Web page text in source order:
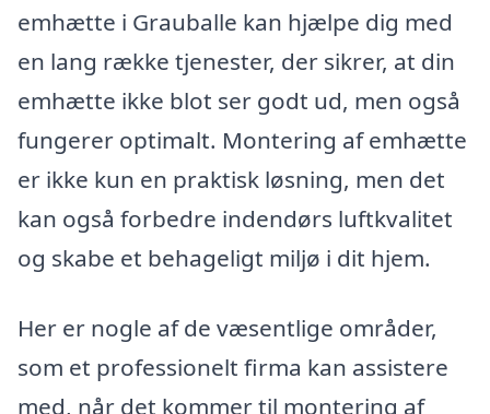
emhætte i Grauballe kan hjælpe dig med
en lang række tjenester, der sikrer, at din
emhætte ikke blot ser godt ud, men også
fungerer optimalt. Montering af emhætte
er ikke kun en praktisk løsning, men det
kan også forbedre indendørs luftkvalitet
og skabe et behageligt miljø i dit hjem.
Her er nogle af de væsentlige områder,
som et professionelt firma kan assistere
med, når det kommer til montering af